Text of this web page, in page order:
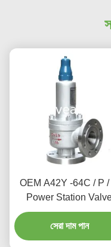
OEM A42Y -64C / P /
Power Station
Working
300℃
সেরা দাম পান